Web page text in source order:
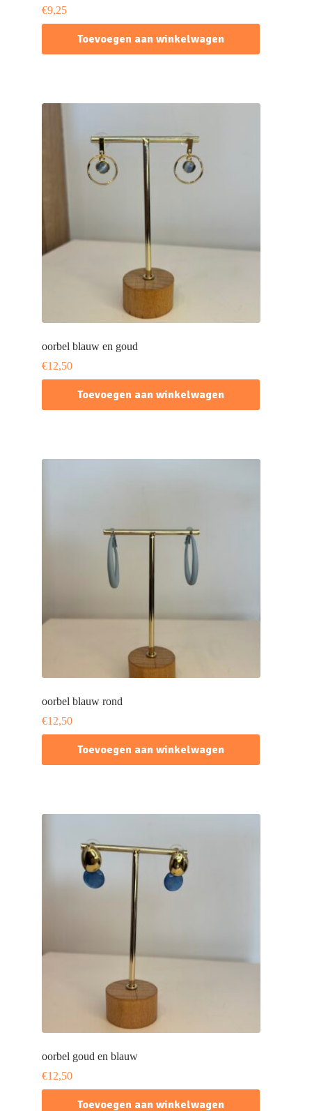
€9,25
Toevoegen aan winkelwagen
oorbel blauw en goud
€12,50
Toevoegen aan winkelwagen
oorbel blauw rond
€12,50
Toevoegen aan winkelwagen
oorbel goud en blauw
€12,50
Toevoegen aan winkelwagen